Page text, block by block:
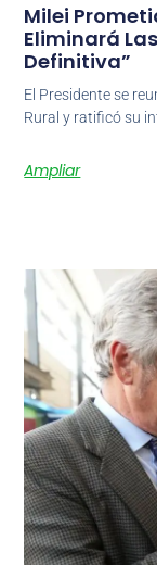
Milei
Eliminará
Definitiva”
El Presidente se
Rural y ratificó su
Ampliar